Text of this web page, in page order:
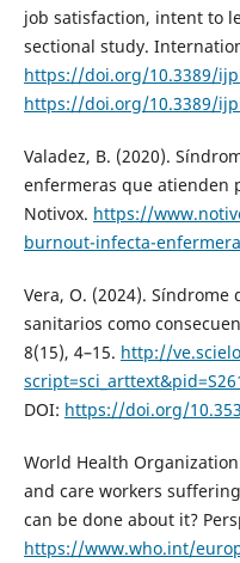
job satisfaction, intent to
sectional study.
https://doi.org/10.3389/
https://doi.org/10.3389/
Valadez, B. (2020).
enfermeras que atienden
Notivox. https://
burnout-infecta-
Vera, O. (2024).
sanitarios como
8(15), 4–15. http://
DOI: https://doi.org/
World Health
and care workers
can be done about it?
https://www.who.int/